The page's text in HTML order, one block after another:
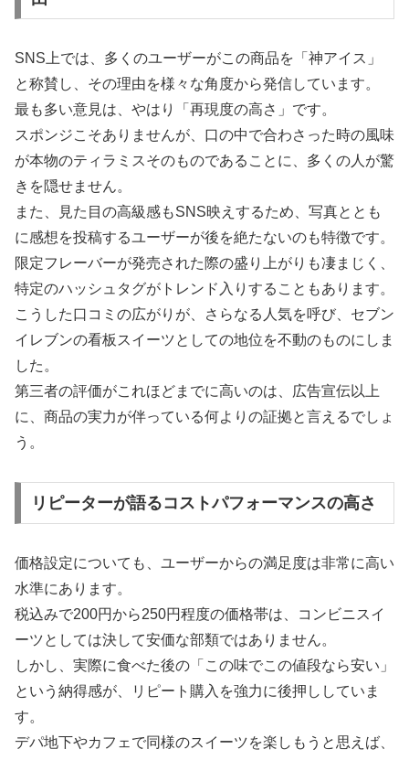
SNS上では、多くのユーザーがこの商品を「神アイス」
と称賛し、その理由を様々な角度から発信しています。
最も多い意見は、やはり「再現度の高さ」です。
スポンジこそありませんが、口の中で合わさった時の風味
が本物のティラミスそのものであることに、多くの人が驚
きを隠せません。
また、見た目の高級感もSNS映えするため、写真ととも
に感想を投稿するユーザーが後を絶たないのも特徴です。
限定フレーバーが発売された際の盛り上がりも凄まじく、
特定のハッシュタグがトレンド入りすることもあります。
こうした口コミの広がりが、さらなる人気を呼び、セブン
イレブンの看板スイーツとしての地位を不動のものにしま
した。
第三者の評価がこれほどまでに高いのは、広告宣伝以上
に、商品の実力が伴っている何よりの証拠と言えるでしょ
う。
リピーターが語るコストパフォーマンスの高さ
価格設定についても、ユーザーからの満足度は非常に高い
水準にあります。
税込みで200円から250円程度の価格帯は、コンビニスイ
ーツとしては決して安価な部類ではありません。
しかし、実際に食べた後の「この味でこの値段なら安い」
という納得感が、リピート購入を強力に後押ししていま
す。
デパ地下やカフェで同様のスイーツを楽しもうと思えば、